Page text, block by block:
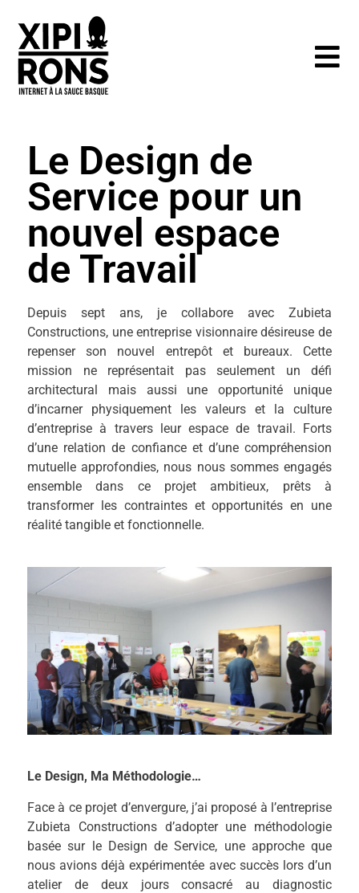
Le Design de
Service pour un
nouvel espace
de Travail
Depuis sept ans, je collabore avec Zubieta
Constructions, une entreprise visionnaire désireuse de
repenser son nouvel entrepôt et bureaux. Cette
mission ne représentait pas seulement un défi
architectural mais aussi une opportunité unique
d’incarner physiquement les valeurs et la culture
d’entreprise à travers leur espace de travail. Forts
d’une relation de confiance et d’une compréhension
mutuelle approfondies, nous nous sommes engagés
ensemble dans ce projet ambitieux, prêts à
transformer les contraintes et opportunités en une
réalité tangible et fonctionnelle.
Le Design, Ma Méthodologie…
Face à ce projet d’envergure, j’ai proposé à l’entreprise
Zubieta Constructions d’adopter une méthodologie
basée sur le Design de Service, une approche que
nous avions déjà expérimentée avec succès lors d’un
atelier de deux jours consacré au diagnostic